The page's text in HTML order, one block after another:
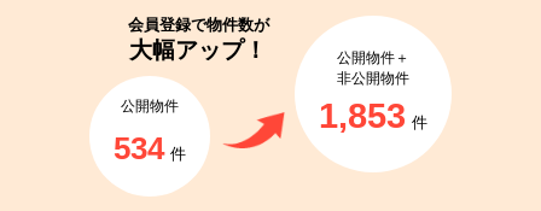
会員登録で物件数が
大幅アップ！
公開物件
534 件
公開物件＋
非公開物件
1,853 件